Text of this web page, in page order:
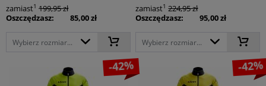
zamiast1 199,95 zł
Oszczędzasz:
85,00 zł
Wybierz rozmiar...
zamiast1 224,95 zł
Oszczędzasz:
95,00 zł
Wybierz rozmiar...
-42% -42%